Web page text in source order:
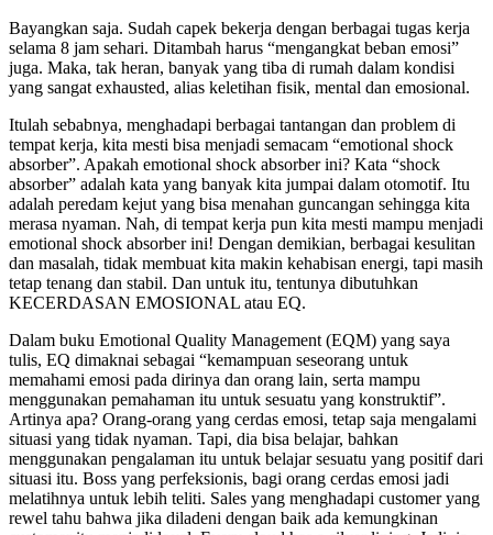
Bayangkan saja. Sudah capek bekerja dengan berbagai tugas kerja
selama 8 jam sehari. Ditambah harus “mengangkat beban emosi”
juga. Maka, tak heran, banyak yang tiba di rumah dalam kondisi
yang sangat exhausted, alias keletihan fisik, mental dan emosional.
Itulah sebabnya, menghadapi berbagai tantangan dan problem di
tempat kerja, kita mesti bisa menjadi semacam “emotional shock
absorber”. Apakah emotional shock absorber ini? Kata “shock
absorber” adalah kata yang banyak kita jumpai dalam otomotif. Itu
adalah peredam kejut yang bisa menahan guncangan sehingga kita
merasa nyaman. Nah, di tempat kerja pun kita mesti mampu menjadi
emotional shock absorber ini! Dengan demikian, berbagai kesulitan
dan masalah, tidak membuat kita makin kehabisan energi, tapi masih
tetap tenang dan stabil. Dan untuk itu, tentunya dibutuhkan
KECERDASAN EMOSIONAL atau EQ.
Dalam buku Emotional Quality Management (EQM) yang saya
tulis, EQ dimaknai sebagai “kemampuan seseorang untuk
memahami emosi pada dirinya dan orang lain, serta mampu
menggunakan pemahaman itu untuk sesuatu yang konstruktif”.
Artinya apa? Orang-orang yang cerdas emosi, tetap saja mengalami
situasi yang tidak nyaman. Tapi, dia bisa belajar, bahkan
menggunakan pengalaman itu untuk belajar sesuatu yang positif dari
situasi itu. Boss yang perfeksionis, bagi orang cerdas emosi jadi
melatihnya untuk lebih teliti. Sales yang menghadapi customer yang
rewel tahu bahwa jika diladeni dengan baik ada kemungkinan